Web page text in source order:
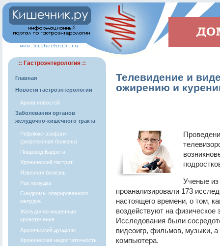
:: Гастроэнтерология ::
Главная
Новости гастроэнтерологии
Архив новостей
Заболевания органов
желудочно-кишечного тракта
Рефлюкс-эзофагит
(рефлюксная болезнь)
Пищевод Баррета
Хронический гастрит
Язвенная болезнь
Рак желудка
Синдромы оперированного
желудка
Желудочно-кишечные
кровотечения
Хронический дуоденит
Хроническая недостаточность
Телевидение и
ожирению и
Ученые из
проанализировали 173
настоящего времени, о том,
воздействуют на физическое
Исследования были
видеоигр, фильмов, музыки, а
компьютера.